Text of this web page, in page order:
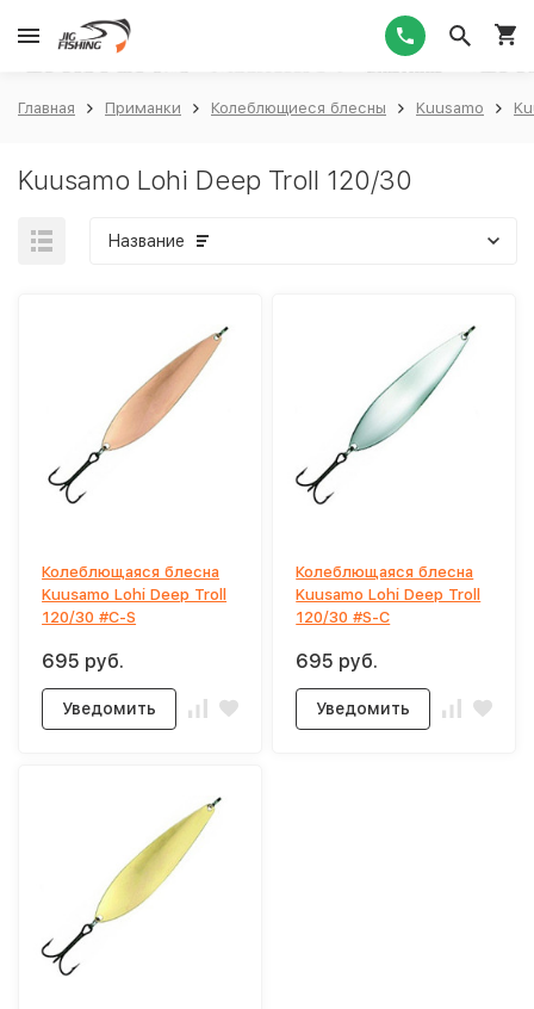
Главная Приманки Колеблющиеся блесны Kuusamo
Kuusamo Lohi Deep Troll 120/30
Название
Колеблющаяся блесна
Kuusamo Lohi Deep Troll
120/30 #C-S
695 руб.
Уведомить
Колеблющаяся блесна
Kuusamo Lohi Deep Troll
120/30 #S-C
695 руб.
Уведомить